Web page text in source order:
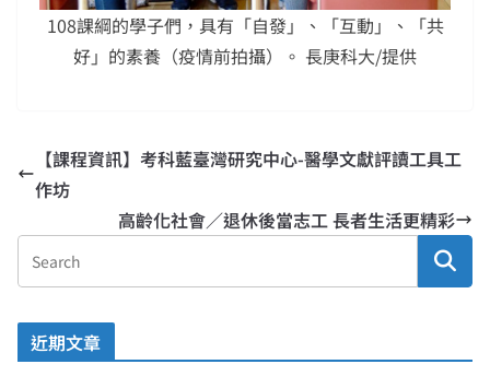
108課綱的學子們，具有「自發」、「互動」、「共
好」的素養（疫情前拍攝）。 長庚科大/提供
【課程資訊】考科藍臺灣研究中心-醫學文獻評讀工具工
作坊
高齡化社會／退休後當志工 長者生活更精彩
近期文章